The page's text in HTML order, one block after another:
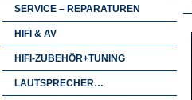
SERVICE – REPARATUREN
HIFI & AV
HIFI-ZUBEHÖR+TUNING
LAUTSPRECHER…